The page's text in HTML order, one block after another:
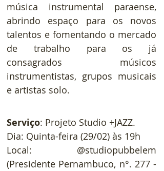
música instrumental paraense,
abrindo espaço para os novos
talentos e fomentando o mercado
de trabalho para os já
consagrados músicos
instrumentistas, grupos musicais
e artistas solo.
Serviço: Projeto Studio +JAZZ.
Dia: Quinta-feira (29/02) às 19h
Local: @studiopubbelem
(Presidente Pernambuco, n°. 277 -